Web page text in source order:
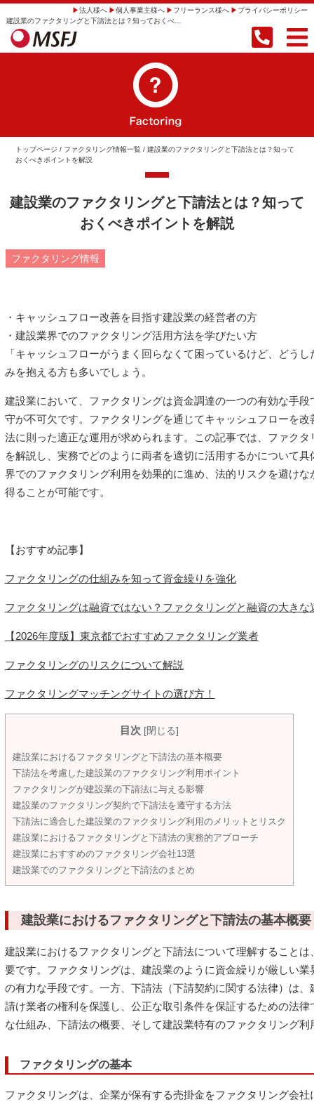
建設業のファクタリングと下請法とは？知っておくべきポイントを解説 | 【即日振込】事業者向けファクタリングならMSFJ株式会社
法人様へ 個人事業主様へ フリーランス様へ プライバシーポリシー
トップページ / ファクタリング情報一覧 / 建設業のファクタリングと下請法とは？知って
おくべきポイントを解説
建設業のファクタリングと下請法とは？知って
おくべきポイントを解説
ファクタリング情報
・キャッシュフロー改善を目指す建設業の経営者の方
・建設業界でのファクタリング活用方法を学びたい方
「キャッシュフローがうまく回らなくて困っているけど、どう
みを抱える方も多いでしょう。
建設業において、ファクタリングは資金調達の一つの有効な手
守が不可欠です。ファクタリングを通じてキャッシュフローを
法に則った適正な運用が求められます。この記事では、ファク
を解説し、実務でどのように両者を適切に活用するかについて
界でのファクタリング利用を効果的に進め、法的リスクを避け
得ることが可能です。
【おすすめ記事】
ファクタリングの仕組みを知って資金繰りを強化
ファクタリングは融資ではない？ファクタリングと融資の大きな
【2026年度版】東京都でおすすめファクタリング業者
ファクタリングのリスクについて解説
ファクタリングマッチングサイトの選び方！
目次 [閉じる]
建設業におけるファクタリングと下請法の基本概要
下請法を考慮した建設業のファクタリング利用ポイント
ファクタリングが建設業の下請法に与える影響
建設業のファクタリング契約で下請法を遵守する方法
下請法に適合した建設業のファクタリング利用のメリットとリスク
建設業におけるファクタリングと下請法の実務的アプローチ
建設業におすすめのファクタリング会社13選
建設業でのファクタリングと下請法のまとめ
建設業におけるファクタリングと下請法の基本概要
建設業におけるファクタリングと下請法について理解すること
要です。ファクタリングは、建設業のように資金繰りが厳しい
の有力な手段です。一方、下請法（下請契約に関する法律）は
請け業者の権利を保護し、公正な取引条件を保証するための法
な仕組み、下請法の概要、そして建設業特有のファクタリング
ファクタリングの基本
ファクタリングは、企業が保有する売掛金をファクタリング会